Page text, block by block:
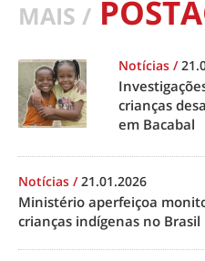
MAIS /
Notícias /
crianças
em Bacabal
Notícias /21.01.2026
Ministério aperfeiçoa
crianças indígenas no Brasil